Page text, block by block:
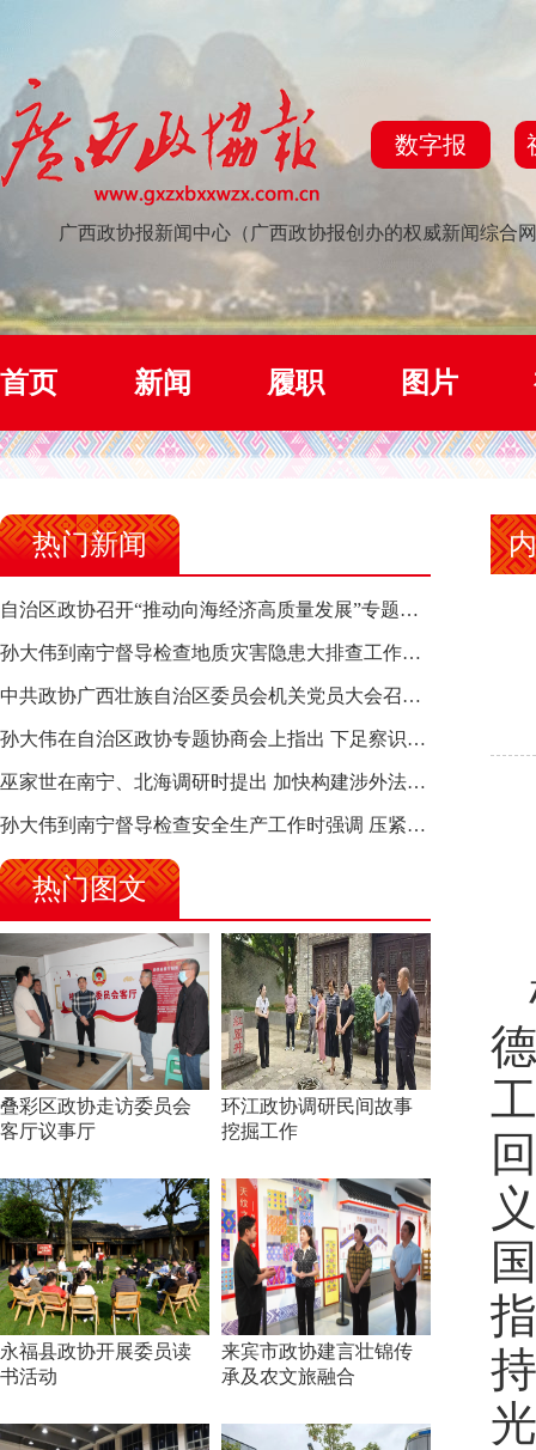
数字报
广西政协报新闻中心（广西政协报创办的权威新闻综合
首页 新闻 履职 图片
热门新闻
自治区政协召开“推动向海经济高质量发展”专题调研座谈会 钱学明出席并讲话
孙大伟到南宁督导检查地质灾害隐患大排查工作时强调 筑牢地质灾害安全防线 全力保障人民群众生命财产安全
中共政协广西壮族自治区委员会机关党员大会召开 选举产生新一届机关党委、机关纪委
孙大伟在自治区政协专题协商会上指出 下足察识谋督之功 恪尽服务大局之责 助推有色金属、关键金属产业高质量发展
巫家世在南宁、北海调研时提出 加快构建涉外法律供给集群 护航向海经济高质量发展
孙大伟到南宁督导检查安全生产工作时强调 压紧压实责任 狠抓隐患整治 坚决筑牢安全生产防线
热门图文
叠彩区政协走访委员会
客厅议事厅
环江政协调研民间故事
挖掘工作
永福县政协开展委员读
书活动
来宾市政协建言壮锦传
承及农文旅融合